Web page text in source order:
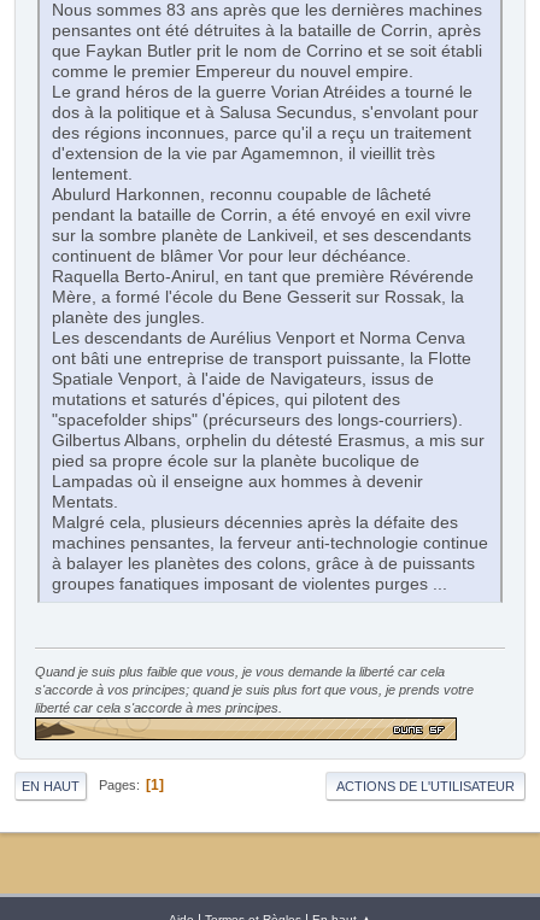
Nous sommes 83 ans après que les dernières machines
pensantes ont été détruites à la bataille de Corrin, après
que Faykan Butler prit le nom de Corrino et se soit établi
comme le premier Empereur du nouvel empire.
Le grand héros de la guerre Vorian Atréides a tourné le
dos à la politique et à Salusa Secundus, s'envolant pour
des régions inconnues, parce qu'il a reçu un traitement
d'extension de la vie par Agamemnon, il vieillit très
lentement.
Abulurd Harkonnen, reconnu coupable de lâcheté
pendant la bataille de Corrin, a été envoyé en exil vivre
sur la sombre planète de Lankiveil, et ses descendants
continuent de blâmer Vor pour leur déchéance.
Raquella Berto-Anirul, en tant que première Révérende
Mère, a formé l'école du Bene Gesserit sur Rossak, la
planète des jungles.
Les descendants de Aurélius Venport et Norma Cenva
ont bâti une entreprise de transport puissante, la Flotte
Spatiale Venport, à l'aide de Navigateurs, issus de
mutations et saturés d'épices, qui pilotent des
"spacefolder ships" (précurseurs des longs-courriers).
Gilbertus Albans, orphelin du détesté Erasmus, a mis sur
pied sa propre école sur la planète bucolique de
Lampadas où il enseigne aux hommes à devenir
Mentats.
Malgré cela, plusieurs décennies après la défaite des
machines pensantes, la ferveur anti-technologie continue
à balayer les planètes des colons, grâce à de puissants
groupes fanatiques imposant de violentes purges ...
Quand je suis plus faible que vous, je vous demande la liberté car cela
s'accorde à vos principes; quand je suis plus fort que vous, je prends votre
liberté car cela s'accorde à mes principes.
EN HAUT Pages 1 ACTIONS DE L'UTILISATEUR